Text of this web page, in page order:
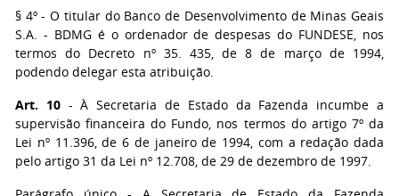
§ 4º - O titular do Banco de Desenvolvimento de Minas Geais
S.A. - BDMG é o ordenador de despesas do FUNDESE, nos
termos do Decreto nº 35. 435, de 8 de março de 1994,
podendo delegar esta atribuição.
Art. 10- À Secretaria de Estado da Fazenda incumbe a
supervisão financeira do Fundo, nos termos do artigo 7º da
Lei nº 11.396, de 6 de janeiro de 1994, com a redação dada
pelo artigo 31 da Lei nº 12.708, de 29 de dezembro de 1997.